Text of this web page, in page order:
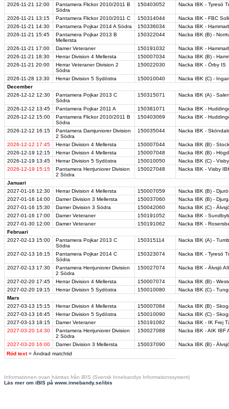
Röd text = Ändrad matchtid
2026-11-21 12:00
Pantamera Flickor 2010/2011 B
Södra
150403052 Nacka IBK - Tyresö
2026-11-21 13:15 Pantamera Flickor 2010/2011 C 150314044
Nacka IBK - FBC
2026-11-21 14:30 Pantamera Pojkar 2014 A Södra 150336034
Nacka IBK -
2026-11-21 15:45
Pantamera Pojkar 2013 B
Mellersta
150322044 Nacka IBK (B) -
2026-11-21 17:00 Damer Veteraner 150191032
Nacka IBK -
2026-11-21 18:30 Herrar Division 4 Mellersta 150007034
Nacka IBK (B) -
2026-11-21 20:00
Herrar Veteraner Division 2
Södra
150022030 Nacka IBK - Örby IS
2026-11-28 13:30 Herrar Division 5 Sydöstra 150010040
Nacka IBK (C) -
December
2026-12-12 12:30
Pantamera Pojkar 2013 C
Södra
150315071 Nacka IBK (A) -
2026-12-12 13:45 Pantamera Pojkar 2011 A 150381071
Nacka IBK -
2026-12-12 15:00
Pantamera Flickor 2010/2011 B
Södra
150403069 Nacka IBK -
2026-12-12 16:15
Pantamera Damjuniorer Division
2 Södra
150035044 Nacka IBK -
2026-12-12 17:45 Herrar Division 4 Mellersta 150007044
Nacka IBK (B) -
2026-12-19 12:15 Herrar Division 4 Mellersta 150007048
Nacka IBK (B) -
2026-12-19 13:45 Herrar Division 5 Sydöstra 150010050
Nacka IBK (C) -
2026-12-19 15:15
Pantamera Herrjuniorer Division
2 Södra
150027048 Nacka IBK - Visby
Januari
2027-01-16 12:30 Herrar Division 4 Mellersta 150007059
Nacka IBK (B) -
2027-01-16 14:00 Damer Division 3 Mellersta 150037060
Nacka IBK (B) -
2027-01-16 15:30 Damer Division 3 Södra 150042060
Nacka IBK (C) -
2027-01-16 17:00 Damer Veteraner 150191052
Nacka IBK -
2027-01-30 12:00 Damer Veteraner 150191062
Nacka IBK -
Februari
2027-02-13 15:00
Pantamera Pojkar 2013 C
Södra
150315114 Nacka IBK (A) -
2027-02-13 16:15
Pantamera Pojkar 2014 C
Södra
150323074 Nacka IBK - Tyresö
2027-02-13 17:30
Pantamera Herrjuniorer Division
2 Södra
150027074 Nacka IBK - Älvsjö
2027-02-20 17:45 Herrar Division 4 Mellersta 150007074
Nacka IBK (B) -
2027-02-20 19:15 Herrar Division 5 Sydöstra 150010080
Nacka IBK (C) -
Mars
2027-03-13 15:15 Herrar Division 4 Mellersta 150007084
Nacka IBK (B) -
2027-03-13 16:45 Herrar Division 5 Sydöstra 150010090
Nacka IBK (C) -
2027-03-13 18:15 Damer Veteraner 150191082
Nacka IBK - IK Frej
2027-03-20 14:30
Pantamera Herrjuniorer Division
2 Södra
150027088 Nacka IBK - AIK IBF
2027-03-20 16:00 Damer Division 3 Mellersta 150037090 Nacka IBK (B) -
Informationen ovan hämtas från iBIS (Svensk Innebandys Informationssystem)
Läs mer om iBIS på www.innebandy.se/ibis